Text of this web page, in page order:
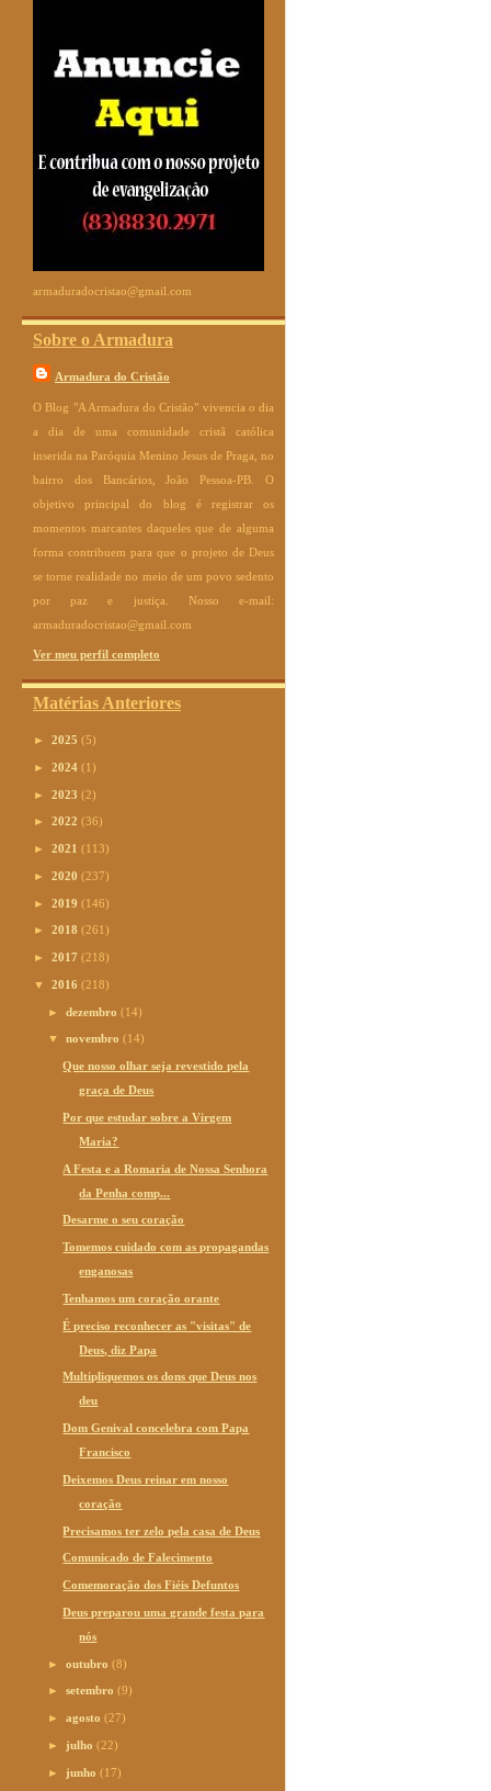
armaduradocristao@gmail.com
Sobre o Armadura
Armadura do Cristão
O Blog "A Armadura do Cristão" vivencia o dia
a dia de uma comunidade cristã católica
inserida na Paróquia Menino Jesus de Praga, no
bairro dos Bancários, João Pessoa-PB. O
objetivo principal do blog é registrar os
momentos marcantes daqueles que de alguma
forma contribuem para que o projeto de Deus
se torne realidade no meio de um povo sedento
por paz e justiça. Nosso e-mail:
armaduradocristao@gmail.com
Ver meu perfil completo
Matérias Anteriores
► 2025 (5)
► 2024 (1)
► 2023 (2)
► 2022 (36)
► 2021 (113)
► 2020 (237)
► 2019 (146)
► 2018 (261)
► 2017 (218)
▼ 2016 (218)
►dezembro(14)
▼novembro(14)
Que nosso olhar seja revestido pela
graça de Deus
Por que estudar sobre a Virgem
Maria?
A Festa e a Romaria de Nossa Senhora
da Penha comp...
Desarme o seu coração
Tomemos cuidado com as propagandas
enganosas
Tenhamos um coração orante
É preciso reconhecer as "visitas" de
Deus, diz Papa
Multipliquemos os dons que Deus nos
deu
Dom Genival concelebra com Papa
Francisco
Deixemos Deus reinar em nosso
coração
Precisamos ter zelo pela casa de Deus
Comunicado de Falecimento
Comemoração dos Fiéis Defuntos
Deus preparou uma grande festa para
nós
►outubro(8)
►setembro(9)
►agosto(27)
► julho(22)
► junho(17)